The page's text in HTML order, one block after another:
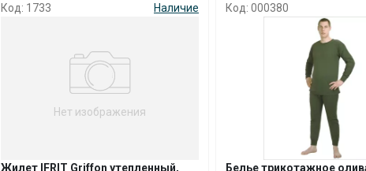
Код: 1733 Наличие
Нет изображения
Жилет IFRIT Griffon утепленный,
Код: 000380
Белье трикотажное олива
раз в 2
8 800 302-02-51